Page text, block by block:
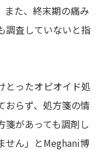
また、終末期の痛み
調査していないと指
とったオピオイド処
おらず、処方箋の情
箋があっても調剤し
せん」とMeghani博